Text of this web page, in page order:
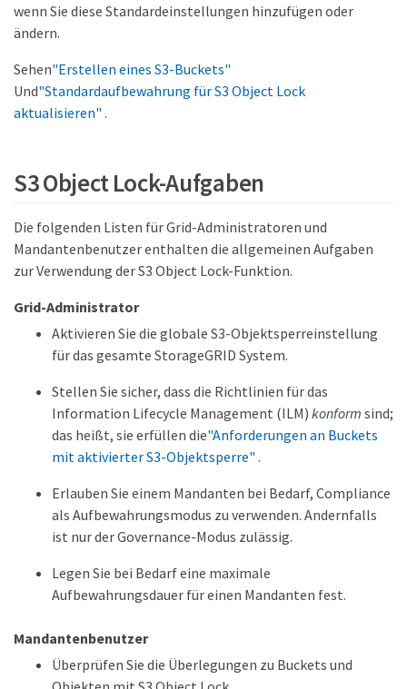
wenn Sie diese Standardeinstellungen hinzufügen oder
ändern.
Sehen"Erstellen eines S3-Buckets"
Und"Standardaufbewahrung für S3 Object Lock
aktualisieren" .
S3 Object Lock-Aufgaben
Die folgenden Listen für Grid-Administratoren und
Mandantenbenutzer enthalten die allgemeinen Aufgaben
zur Verwendung der S3 Object Lock-Funktion.
Grid-Administrator
Aktivieren Sie die globale S3-Objektsperreinstellung
für das gesamte StorageGRID System.
Stellen Sie sicher, dass die Richtlinien für das
Information Lifecycle Management (ILM) konform sind;
das heißt, sie erfüllen die"Anforderungen an Buckets
mit aktivierter S3-Objektsperre" .
Erlauben Sie einem Mandanten bei Bedarf, Compliance
als Aufbewahrungsmodus zu verwenden. Andernfalls
ist nur der Governance-Modus zulässig.
Legen Sie bei Bedarf eine maximale
Aufbewahrungsdauer für einen Mandanten fest.
Mandantenbenutzer
Überprüfen Sie die Überlegungen zu Buckets und